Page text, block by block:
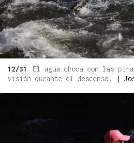
12/31
El agua choca con las
visión durante el descenso.
|